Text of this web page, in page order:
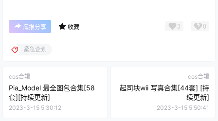
海报分享 收藏 3 0
紧急企划
cos合辑
Pia_Model 最全图包合集[58
套][持续更新]
2023-3-15 5:30:12
cos合辑
起司块wii 写真合集[44套] [持
续更新]
2023-3-15 5:50:41